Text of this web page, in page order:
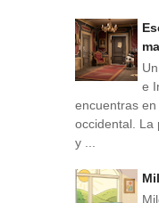
e
encuentras
occidental. La
y ...